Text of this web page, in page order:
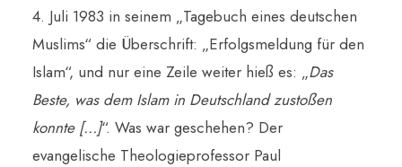
4. Juli 1983 in seinem „Tagebuch eines deutschen
Muslims“ die Überschrift: „Erfolgsmeldung für den
Islam“, und nur eine Zeile weiter hieß es: „Das
Beste, was dem Islam in Deutschland zustoßen
konnte […]“. Was war geschehen? Der
evangelische Theologieprofessor Paul